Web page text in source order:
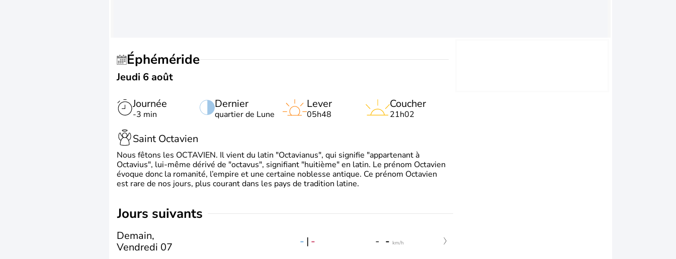
Éphéméride
Jeudi 6 août
Journée
-3 min
Dernier
quartier de Lune
Lever
05h48
Coucher
21h02
Saint Octavien
Nous fêtons les OCTAVIEN. Il vient du latin "Octavianus", qui signifie "appartenant à
Octavius", lui-même dérivé de "octavus", signifiant "huitième" en latin. Le prénom Octavien
évoque donc la romanité, l’empire et une certaine noblesse antique. Ce prénom Octavien
est rare de nos jours, plus courant dans les pays de tradition latine.
jours suivants
Demain,
Vendredi 07
- | - - - km/h